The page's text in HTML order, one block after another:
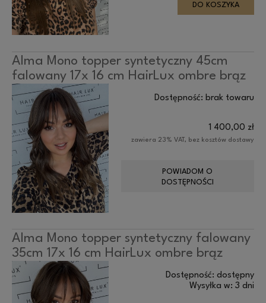
DO KOSZYKA
Alma Mono topper syntetyczny 45cm
falowany 17x 16 cm HairLux ombre brąz
Dostępność: brak towaru
1 400,00 zł
zawiera 23% VAT, bez kosztów dostawy
POWIADOM O
DOSTĘPNOŚCI
Alma Mono topper syntetyczny falowany
35cm 17x 16 cm HairLux ombre brąz
Dostępność: dostępny
Wysyłka w: 3 dni